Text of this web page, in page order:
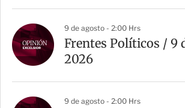
9 de agosto - 2:00 Hrs
Frentes Políticos / 9
2026
9 de agosto - 2:00 Hrs